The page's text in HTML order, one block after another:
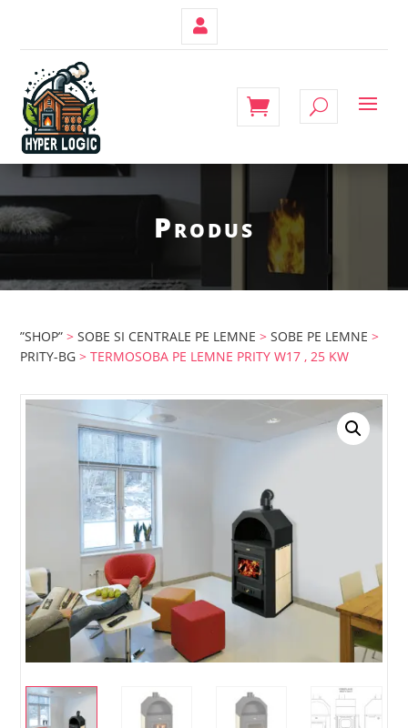
Produs
”SHOP” >SOBE SI CENTRALE PE LEMNE >SOBE PE LEMNE >
PRITY-BG > TERMOSOBA PE LEMNE PRITY W17 , 25 KW